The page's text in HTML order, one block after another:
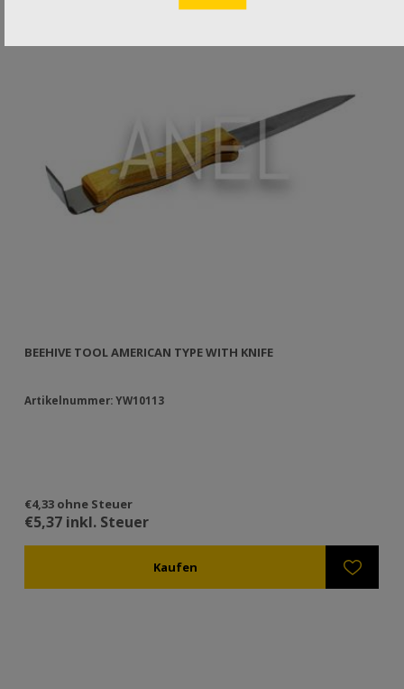
BEEHIVE TOOL AMERICAN TYPE WITH KNIFE
Artikelnummer: YW10113
€4,33 ohne Steuer
€5,37 inkl. Steuer